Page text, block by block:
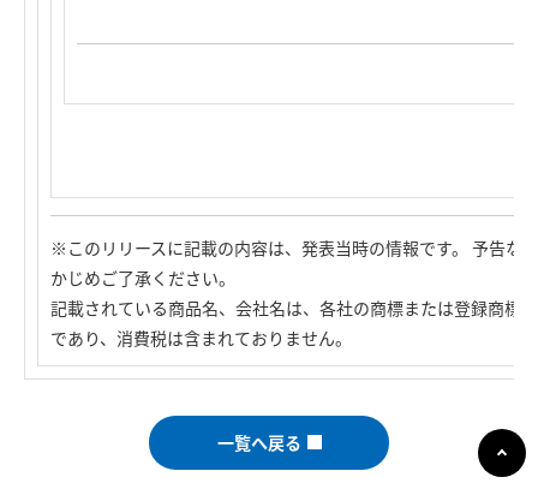
※このリリースに記載の内容は、発表当時の情報です。 予告な
かじめご了承ください。
記載されている商品名、会社名は、各社の商標または登録商標
であり、消費税は含まれておりません。
一覧へ戻る